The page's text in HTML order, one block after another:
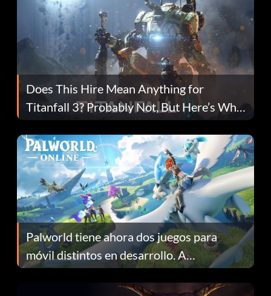
Does This Hire Mean Anything for
Titanfall 3? Probably Not, But Here’s Why
Fans Are Hopeful
Palworld tiene ahora dos juegos para
móvil distintos en desarrollo. A
continuación te explicamos por qué.